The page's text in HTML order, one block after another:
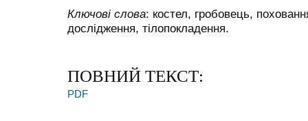
Ключові слова: костел, гробовець,
дослідження, тілопокладення.
ПОВНИЙ ТЕКСТ:
PDF